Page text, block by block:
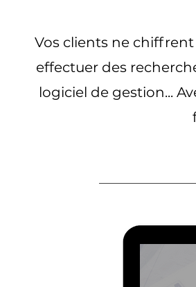
Vos clients ne
effectuer des
logiciel de gestion...